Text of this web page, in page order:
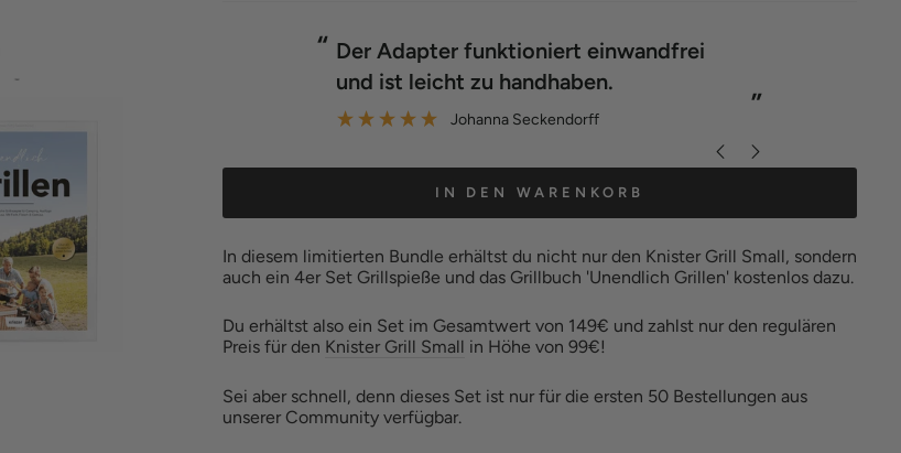
und ist leicht zu handhaben.
Johanna Seckendorff
“
IN DEN WARENKORB
In diesem limitierten Bundle erhältst du nicht nur den Knister Grill Small, sondern
auch ein 4er Set Grillspieße und das Grillbuch 'Unendlich Grillen' kostenlos dazu.
Du erhältst also ein Set im Gesamtwert von 149€ und zahlst nur den regulären
Preis für den Knister Grill Small in Höhe von 99€!
Sei aber schnell, denn dieses Set ist nur für die ersten 50 Bestellungen aus
unserer Community verfügbar.